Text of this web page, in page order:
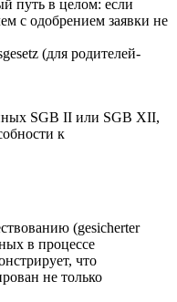
путь в целом: если
с одобрением заявки не
(для родителей-
SGB II или SGB XII,
к
(gesicherter
в процессе
что
не только